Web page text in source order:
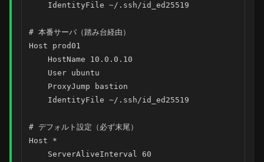
    IdentityFile ~/.ssh/id_ed25519
# 本番サーバ（踏み台経由）
Host prod01
    HostName 10.0.0.10
    User ubuntu
    ProxyJump bastion
    IdentityFile ~/.ssh/id_ed25519
# デフォルト設定（必ず末尾）
Host *
    ServerAliveInterval 60